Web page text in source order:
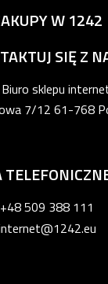
W 1242
SIĘ Z
sklepu
7/12 61-768
+48 509 388 111